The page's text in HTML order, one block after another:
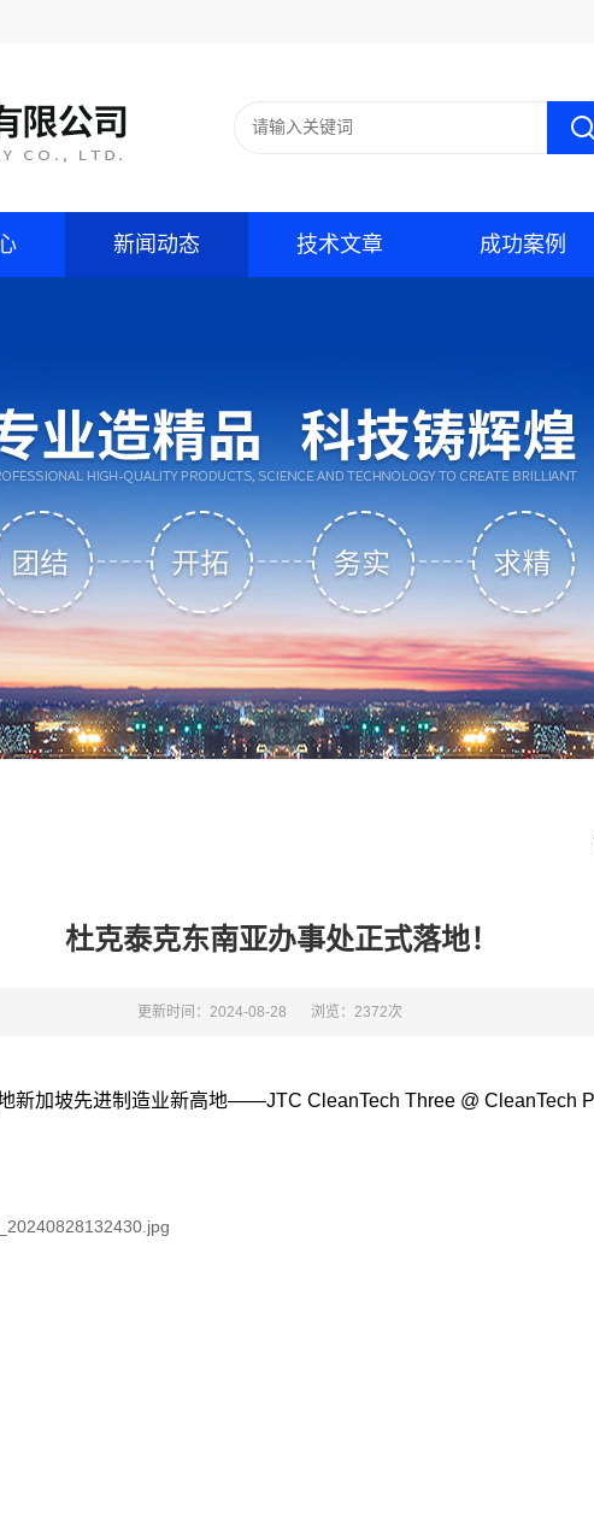
新闻动态 技术文章 成功案例
杜克泰克东南亚办事处正式落地！
更新时间：2024-08-28 浏览：2372次
新加坡先进制造业新高地——JTC CleanTech Three @ CleanTech